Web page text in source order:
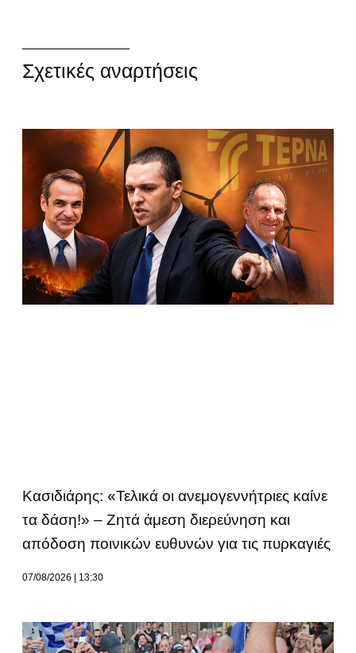
Σχετικές αναρτήσεις
Κασιδιάρης: «Τελικά οι ανεμογεννήτριες καίνε
τα δάση!» – Ζητά άμεση διερεύνηση και
απόδοση ποινικών ευθυνών για τις πυρκαγιές
07/08/2026 13:30